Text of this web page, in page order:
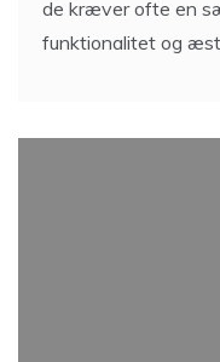
de kræver ofte en
funktionalitet og